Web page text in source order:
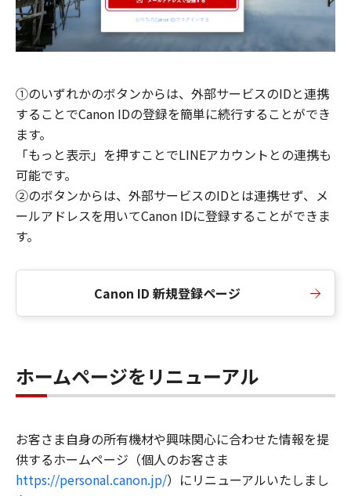
①のいずれかのボタンからは、外部サービスのIDと連携
することでCanon IDの登録を簡単に続行することができ
ます。
「もっと表示」を押すことでLINEアカウントとの連携も
可能です。
②のボタンからは、外部サービスのIDとは連携せず、メ
ールアドレスを用いてCanon IDに登録することができま
す。
Canon ID 新規登録ページ
ホームページをリニューアル
お客さま自身の所有機材や興味関心に合わせた情報を提
供するホームページ（個人のお客さま
https://personal.canon.jp/）にリニューアルいたしまし